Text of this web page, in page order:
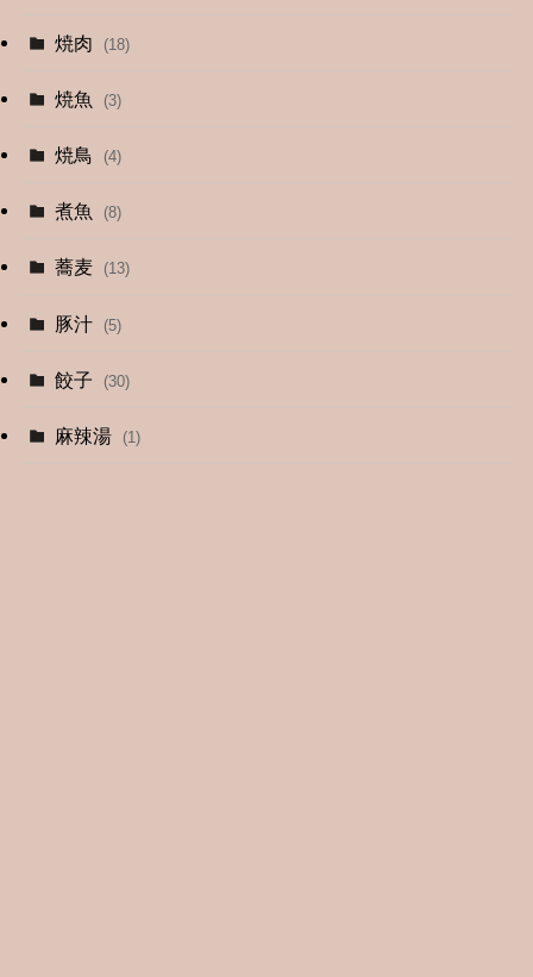
(12)
(13)
(4)
焼肉 (18)
焼魚 (3)
焼鳥 (4)
煮魚 (8)
蕎麦 (13)
豚汁 (5)
餃子 (30)
麻辣湯 (1)